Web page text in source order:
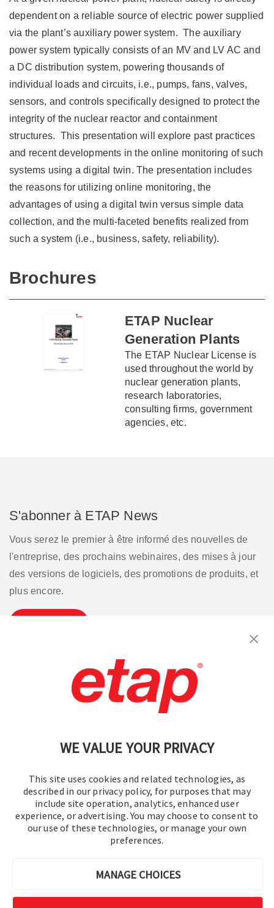
WE VALUE YOUR PRIVACY
This site uses cookies and related technologies, as
described in our privacy policy, for purposes that may
include site operation, analytics, enhanced user
experience, or advertising. You may choose to consent to
our use of these technologies, or manage your own
preferences.
MANAGE CHOICES
dependent on a reliable source of electric power supplied
via the plant’s auxiliary power system. The auxiliary
power system typically consists of an MV and LV AC and
a DC distribution system, powering thousands of
individual loads and circuits, i.e., pumps, fans, valves,
sensors, and controls specifically designed to protect the
integrity of the nuclear reactor and containment
structures. This presentation will explore past practices
and recent developments in the online monitoring of such
systems using a digital twin. The presentation includes
the reasons for utilizing online monitoring, the
advantages of using a digital twin versus simple data
collection, and the multi-faceted benefits realized from
such a system (i.e., business, safety, reliability).
Brochures
ETAP Nuclear
Generation Plants
The ETAP Nuclear License is
used throughout the world by
nuclear generation plants,
research laboratories,
consulting firms, government
agencies, etc.
S'abonner à ETAP News
Vous serez le premier à être informé des nouvelles de
l'entreprise, des prochains webinaires, des mises à jour
des versions de logiciels, des promotions de produits, et
plus encore.
Contactez-nous. | Conditions d'utilisation
Politique de confidentialité Plan du site
©2016-2026 Operation Technology, Inc.
Tous droits réservés.